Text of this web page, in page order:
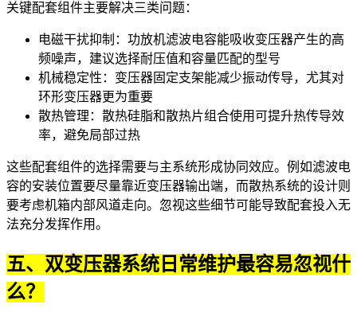
关键配套组件主要解决三类问题：
电磁干扰抑制： 功放机滤波电容能吸收变压器产生的高
频噪声，建议选择耐压值和容量匹配的型号
机械稳定性： 变压器固定支架能减少振动传导，尤其对
环形变压器更为重要
散热管理： 散热硅脂和散热片组合使用可提升热传导效
率，避免局部过热
这些配套组件的选择需要与主系统形成协同效应。例如滤波电
容的安装位置要尽量靠近变压器输出端，而散热系统的设计则
要考虑机箱内部风道走向。忽视这些细节可能导致配套投入无
法充分发挥作用。
五、双变压器系统日常维护最容易忽视什
么？